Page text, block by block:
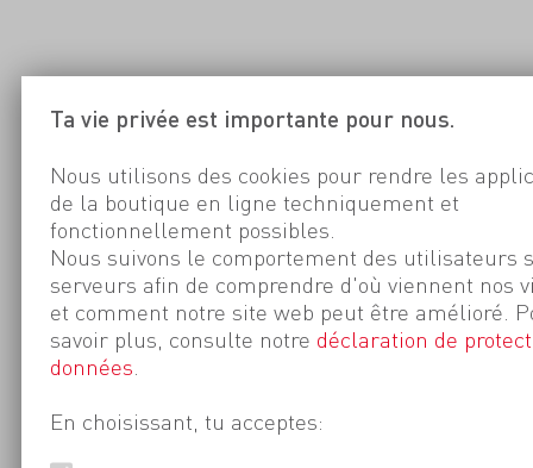
Ta vie privée est importante pour nous.
Nous utilisons des cookies pour rendre les
de la boutique en ligne techniquement et
fonctionnellement possibles.
Nous suivons le comportement des utilisateurs
serveurs afin de comprendre d'où viennent nos
et comment notre site web peut être amélioré.
savoir plus, consulte notre déclaration de
données
En choisissant, tu acceptes: